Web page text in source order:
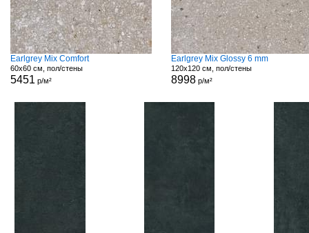
Earlgrey Mix Comfort
60x60 см, пол/стены
5451 р/м²
Earlgrey Mix Glossy 6 mm
120x120 см, пол/стены
8998р/м²